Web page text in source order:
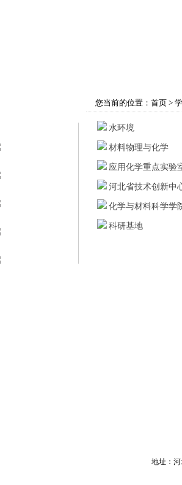
您当前的位置： 首页 >
水环境
材料物理与化学
应用化学重点实验
河北省技术创新中
化学与材料科学学
科研基地
地址：河